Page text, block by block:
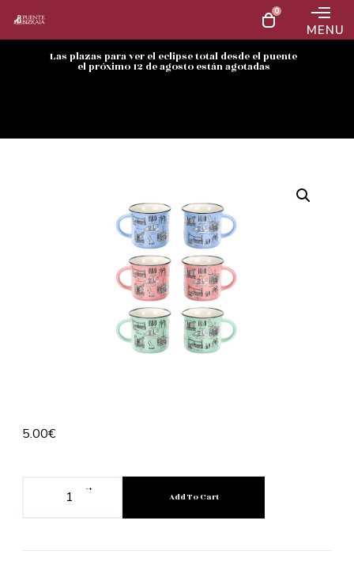
0
MENU
Las plazas para ver el eclipse total desde el puente
el próximo 12 de agosto están agotadas
5.00€
-+
Add To Cart